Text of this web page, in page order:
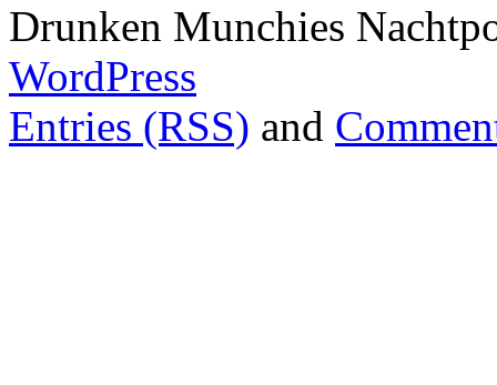
Drunken Munchies
WordPress
Entries (RSS) and